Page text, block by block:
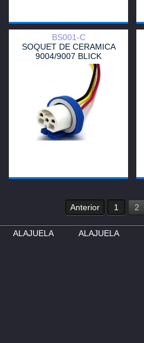
BS001-C
SOQUET DE CERAMICA
9004/9007 BLICK
Anterior 1 2
ALAJUELA ALAJUELA